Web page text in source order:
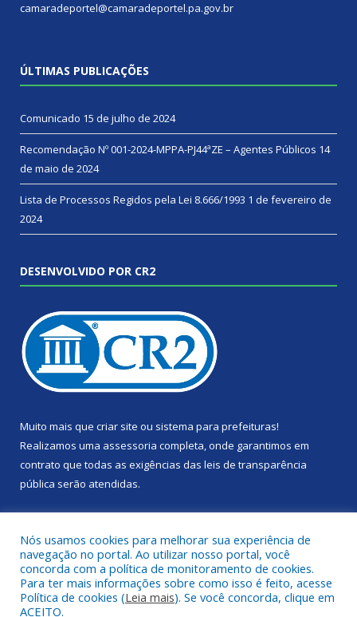
camaradeportel@camaradeportel.pa.gov.br
ÚLTIMAS PUBLICAÇÕES
Comunicado 15 de julho de 2024
Recomendação Nº 001-2024-MPPA-PJ44ªZE – Agentes Públicos 14
de maio de 2024
Lista de Processos Regidos pela Lei 8.666/1993 1 de fevereiro de
2024
DESENVOLVIDO POR CR2
Muito mais que criar site ou sistema para prefeituras!
Realizamos uma assessoria completa, onde garantimos em
contrato que todas as exigências das leis de transparência
pública serão atendidas.
Todos os direitos reservados a Câmara Municipal de Portel.
Nós usamos cookies para melhorar sua experiência de
navegação no portal. Ao utilizar nosso portal, você
concorda com a política de monitoramento de cookies.
Para ter mais informações sobre como isso é feito, acesse
Política de cookies (Leia mais). Se você concorda, clique em
ACEITO.